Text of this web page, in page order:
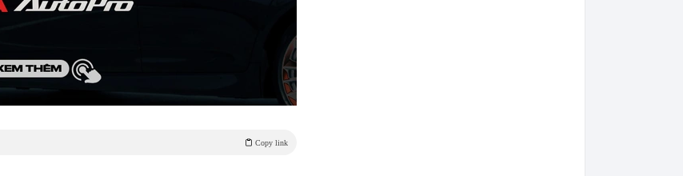
Copy link